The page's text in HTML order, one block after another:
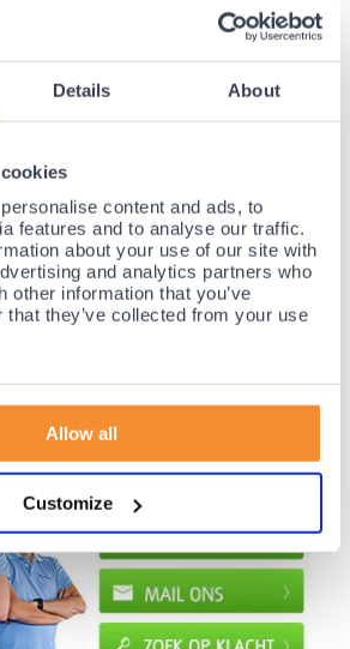
Details About
content and ads, to
features and to analyse our traffic.
about your use of our site with
and analytics partners who
other information that you’ve
that they’ve collected from your use
Allow all
Customize
voor een goede prijs. Fijn dat hij
perfect past en niet knelt.
€50,-
morgen thuis!
14 dagen uitproberen!
Nergens goedkoper!